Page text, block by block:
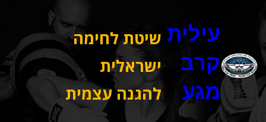
לתוכן
עילית
קרב
מגע
שיטת לחימה
ישראלית
להגנה עצמית